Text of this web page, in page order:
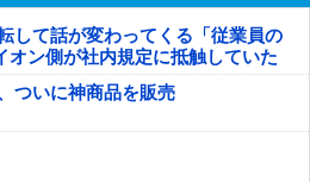
して話が変わってくる「従業員の
オン側が社内規定に抵触していた
ついに神商品を販売